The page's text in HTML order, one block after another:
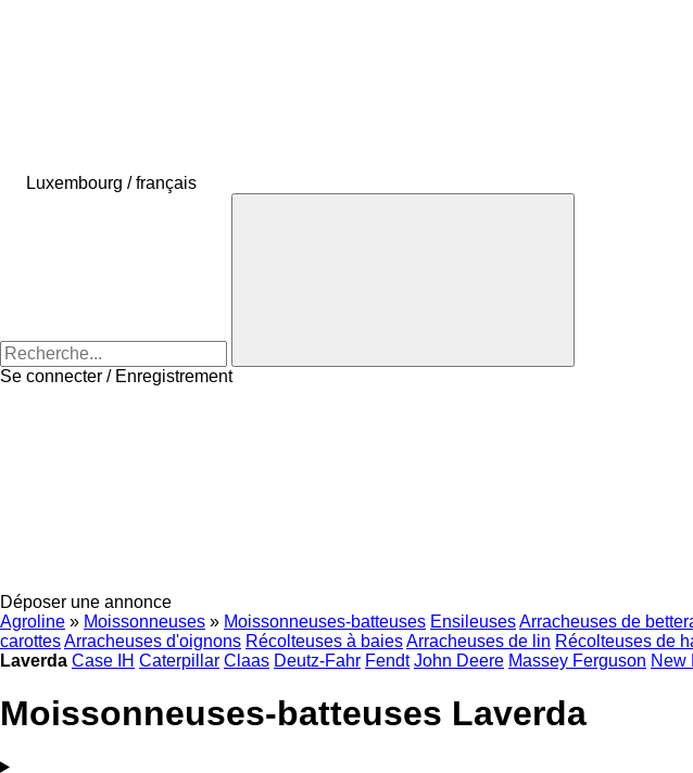
Luxembourg / français
Se connecter / Enregistrement
Déposer une annonce
Agroline » Moissonneuses » Moissonneuses-batteuses EnsileusesArracheuses de
carottesArracheuses d'oignons Récolteuses à baiesArracheuses de lin Récolteuses de
Laverda Case IH Caterpillar Claas Deutz-Fahr Fendt John Deere Massey Ferguson New
Moissonneuses-batteuses Laverda